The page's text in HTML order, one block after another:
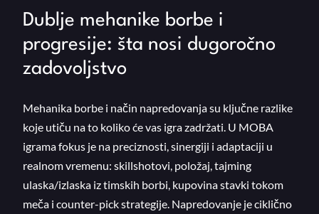
Dublje mehanike borbe i
progresije: šta nosi dugoročno
zadovoljstvo
Mehanika borbe i način napredovanja su ključne razlike
koje utiču na to koliko će vas igra zadržati. U MOBA
igrama fokus je na preciznosti, sinergiji i adaptaciji u
realnom vremenu: skillshotovi, položaj, tajming
ulaska/izlaska iz timskih borbi, kupovina stavki tokom
meča i counter-pick strategije. Napredovanje je ciklično